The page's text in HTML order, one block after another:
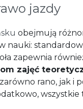
jazdy
obejmują
nauki:
zapewnia
zajęć
rano, jak